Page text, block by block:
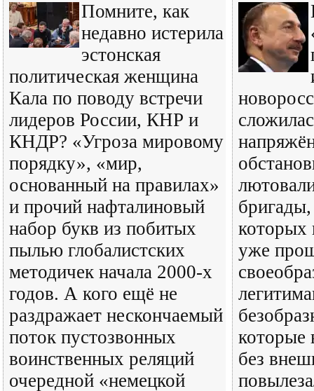
Помните, как
недавно истерила
эстонская
политическая женщина
Кала по поводу встречи
лидеров России, КНР и
КНДР? «Угроза мировому
порядку», «мир,
основанный на правилах»
и прочий нафталиновый
набор букв из побитых
пылью глобалистских
методичек начала 2000-х
годов. А кого ещё не
раздражает нескончаемый
поток пустозвонных
воинственных реляций
очередной «немецкой
которых
уже
которые
без